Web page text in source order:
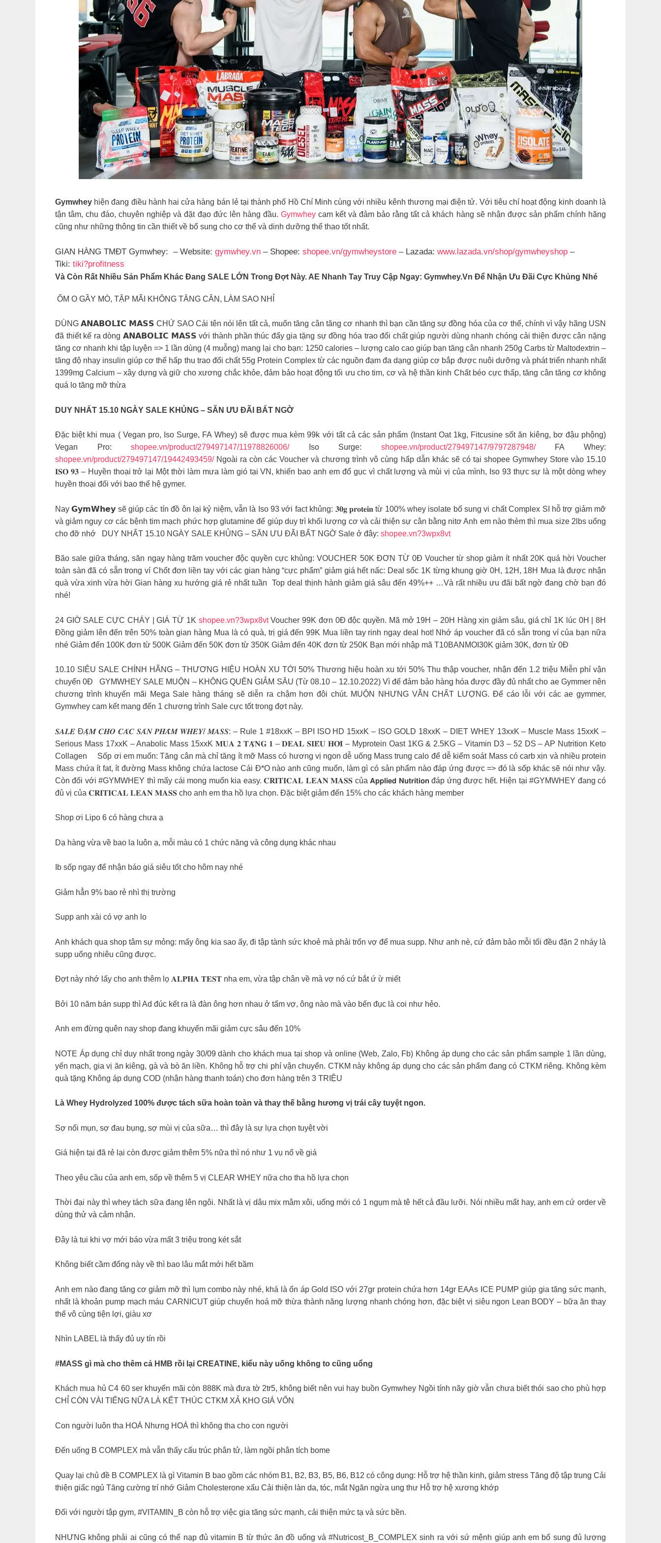
Gymwhey hiện đang điều hành hai cửa hàng bán lẻ tại thành phố Hồ Chí Minh cùng với nhiều kênh thương mại điện tử. Với tiêu chí hoạt động kinh doanh là
tận tâm, chu đáo, chuyên nghiệp và đặt đạo đức lên hàng đầu. Gymwheycam kết và đảm bảo rằng tất cả khách hàng sẽ nhận được sản phẩm chính hãng
cũng như những thông tin cần thiết về bổ sung cho cơ thể và dinh dưỡng thể thao tốt nhất.
GIAN HÀNG TMĐT Gymwhey: – Website: gymwhey.vn – Shopee: shopee.vn/gymwheystore – Lazada: www.lazada.vn/shop/gymwheyshop –
Tiki: tiki?profitness
Và Còn Rất Nhiều Sản Phẩm Khác Đang SALE LỚN Trong Đợt Này. AE Nhanh Tay Truy Cập Ngay: Gymwhey.vn Để Nhận Ưu Đãi Cực Khủng Nhé
ỐM O GẦY MÒ, TẬP MÃI KHÔNG TĂNG CÂN, LÀM SAO NHỈ
DÙNG 𝗔𝗡𝗔𝗕𝗢𝗟𝗜𝗖 𝗠𝗔𝗦𝗦 CHỨ SAO Cái tên nói lên tất cả, muốn tăng cân tăng cơ nhanh thì bạn cần tăng sự đồng hóa của cơ thể, chính vì vậy hãng USN
đã thiết kế ra dòng 𝗔𝗡𝗔𝗕𝗢𝗟𝗜𝗖 𝗠𝗔𝗦𝗦 với thành phần thúc đẩy gia tặng sự đồng hóa trao đổi chất giúp người dùng nhanh chóng cải thiện được cân nặng
tăng cơ nhanh khi tập luyện => 1 lần dùng (4 muỗng) mang lại cho bạn: 1250 calories – lượng calo cao giúp bạn tăng cân nhanh 250g Carbs từ Maltodextrin –
tăng độ nhạy insulin giúp cơ thể hấp thu trao đổi chất 55g Protein Complex từ các nguồn đạm đa dạng giúp cơ bắp được nuôi dưỡng và phát triển nhanh nhất
1399mg Calcium – xây dựng và giữ cho xương chắc khỏe, đảm bảo hoạt động tối ưu cho tim, cơ và hệ thần kinh Chất béo cực thấp, tăng cân tăng cơ không
quá lo tăng mỡ thừa
DUY NHẤT 15.10 ️NGÀY SALE KHỦNG – SĂN ƯU ĐÃI BẤT NGỜ
Đặc biệt khi mua ( Vegan pro, Iso Surge, FA Whey) sẽ được mua kèm 99k với tất cả các sản phẩm (Instant Oat 1kg, Fitcusine sốt ăn kiêng, bơ đậu phộng)
Vegan Pro:shopee.vn/product/279497147/11978826006/Iso Surge: shopee.vn/product/279497147/9797287948/FA Whey:
shopee.vn/product/279497147/19442493459/Ngoài ra còn các Voucher và chương trình vô cùng hấp dẫn khác sẽ có tại shopee Gymwhey Store vào 15.10
𝐈𝐒𝐎 𝟗𝟑 – Huyền thoại trở lại Một thời làm mưa làm gió tại VN, khiến bao anh em đổ gục vì chất lượng và mùi vị của mình, Iso 93 thực sự là một dòng whey
huyền thoại đối với bao thế hệ gymer.
Nay 𝗚𝘆𝗺𝗪𝗵𝗲𝘆 sẽ giúp các tín đồ ôn lại kỷ niệm, vẫn là Iso 93 với fact khủng: 𝟑𝟎𝐠 𝐩𝐫𝐨𝐭𝐞𝐢𝐧 từ 100% whey isolate bổ sung vi chất Complex SI hỗ trợ giảm mỡ
và giảm nguy cơ các bệnh tim mạch phức hợp glutamine để giúp duy trì khối lượng cơ và cải thiện sự cân bằng nitơ Anh em nào thèm thì mua size 2lbs uống
cho đỡ nhớ DUY NHẤT 15.10 ️NGÀY SALE KHỦNG – SĂN ƯU ĐÃI BẤT NGỜ Sale ở đây: shopee.vn?3wpx8vt
Bão sale giữa tháng, săn ngay hàng trăm voucher độc quyền cực khủng: VOUCHER 50K ĐƠN TỪ 0Đ Voucher từ shop giảm ít nhất 20K quá hời Voucher
toàn sàn đã có sẵn trong ví Chốt đơn liền tay với các gian hàng “cực phẩm” giảm giá hết nấc: Deal sốc 1K từng khung giờ 0H, 12H, 18H Mua là được nhận
quà vừa xinh vừa hời Gian hàng xu hướng giá rẻ nhất tuần ️ Top deal thịnh hành giảm giá sâu đến 49%++ …Và rất nhiều ưu đãi bất ngờ đang chờ bạn đó
nhé!
24 GIỜ SALE CỰC CHÁY | GIÁ TỪ 1K shopee.vn?3wpx8vtVoucher 99K đơn 0Đ độc quyền. Mã mở 19H – 20H Hàng xịn giảm sâu, giá chỉ 1K lúc 0H | 8H
Đồng giảm lên đến trên 50% toàn gian hàng Mua là có quà, trị giá đến 99K Mua liền tay rinh ngay deal hot! Nhớ áp voucher đã có sẵn trong ví của bạn nữa
nhé Giảm đến 100K đơn từ 500K Giảm đến 50K đơn từ 350K Giảm đến 40K đơn từ 250K Bạn mới nhập mã T10BANMOI30K giảm 30K, đơn từ 0Đ
10.10 SIÊU SALE CHÍNH HÃNG – THƯƠNG HIỆU HOÀN XU TỚI 50% Thương hiệu hoàn xu tới 50% Thu thập voucher, nhận đến 1.2 triệu Miễn phí vận
chuyển 0Đ GYMWHEY SALE MUỘN – KHÔNG QUÊN GIẢM SÂU (Từ 08.10 – 12.10.2022) Vì để đảm bảo hàng hóa được đầy đủ nhất cho ae Gymmer nên
chương trình khuyến mãi Mega Sale hàng tháng sẽ diễn ra chậm hơn đôi chút. MUỘN NHƯNG VẪN CHẤT LƯỢNG. Để cáo lỗi với các ae gymmer,
Gymwhey cam kết mang đến 1 chương trình Sale cực tốt trong đợt này.
𝑺𝑨𝑳𝑬 Đ𝑨̣̂𝑴 𝑪𝑯𝑶 𝑪𝑨́𝑪 𝑺𝑨̉𝑵 𝑷𝑯𝑨̂̉𝑴 𝑾𝑯𝑬𝒀/ 𝑴𝑨𝑺𝑺: – Rule 1 #18xxK – BPI ISO HD 15xxK – ISO GOLD 18xxK – DIET WHEY 13xxK – Muscle Mass 15xxK –
Serious Mass 17xxK – Anabolic Mass 15xxK 𝐌𝐔𝐀 𝟐 𝐓𝐀̣̆𝐍𝐆 𝟏 – 𝐃𝐄𝐀𝐋 𝐒𝐈𝐄̂𝐔 𝐇𝐎̛̀𝐈 – Myprotein Oast 1KG & 2.5KG – Vitamin D3 – 52 DS – AP Nutrition Keto
Collagen Sốp ơi em muốn: Tăng cân mà chỉ tăng ít mỡ Mass có hương vị ngon dễ uống Mass trung calo để dễ kiểm soát Mass có carb xịn và nhiều protein
Mass chứa ít fat, ít đường Mass không chứa lactose Cái Đ*O nào anh cũng muốn, làm gì có sản phẩm nào đáp ứng được => đó là sốp khác sẽ nói như vậy.
Còn đối với #GYMWHEY thì mấy cái mong muốn kia easy. 𝐂𝐑𝐈𝐓𝐈𝐂𝐀𝐋 𝐋𝐄𝐀𝐍 𝐌𝐀𝐒𝐒 của 𝗔𝗽𝗽𝗹𝗶𝗲𝗱 𝗡𝘂𝘁𝗿𝗶𝘁𝗶𝗼𝗻 đáp ứng được hết. Hiện tại #GYMWHEY đang có
đủ vị của 𝐂𝐑𝐈𝐓𝐈𝐂𝐀𝐋 𝐋𝐄𝐀𝐍 𝐌𝐀𝐒𝐒 cho anh em tha hồ lựa chọn. Đặc biệt giảm đến 15% cho các khách hàng member
Shop ơi Lipo 6 có hàng chưa ạ
Dạ hàng vừa về bao la luôn ạ, mỗi màu có 1 chức năng và công dụng khác nhau
Ib sốp ngay để nhận báo giá siêu tốt cho hôm nay nhé
Giảm hẳn 9% bao rẻ nhì thị trường
Supp anh xài có vợ anh lo
Anh khách qua shop tâm sự mỏng: mấy ông kia sao ấy, đi tập tành sức khoẻ mà phải trốn vợ để mua supp. Như anh nè, cứ đảm bảo mỗi tối đều đặn 2 nháy là
supp uống nhiêu cũng được.
Đợt này nhớ lấy cho anh thêm lọ 𝐀𝐋𝐏𝐇𝐀 𝐓𝐄𝐒𝐓 nha em, vừa tập chân về mà vợ nó cứ bắt ứ ừ miết
Bởi 10 năm bán supp thì Ad đúc kết ra là đàn ông hơn nhau ở tấm vợ, ông nào mà vào bến đục là coi như hẻo.
Anh em đừng quên nay shop đang khuyến mãi giảm cực sâu đến 10%
NOTE Áp dụng chỉ duy nhất trong ngày 30/09 dành cho khách mua tại shop và online (Web, Zalo, Fb) Không áp dụng cho các sản phẩm sample 1 lần dùng,
yến mạch, gia vị ăn kiêng, gà và bò ăn liền. Không hỗ trợ chi phí vận chuyển. CTKM này không áp dụng cho các sản phẩm đang có CTKM riêng. Không kèm
quà tặng Không áp dụng COD (nhận hàng thanh toán) cho đơn hàng trên 3 TRIỆU
Là Whey Hydrolyzed 100% được tách sữa hoàn toàn và thay thế bằng hương vị trái cây tuyệt ngon.
Sợ nổi mụn, sợ đau bụng, sợ mùi vị của sữa… thì đây là sự lựa chọn tuyệt vời
Giá hiện tại đã rẻ lại còn được giảm thêm 5% nữa thì nó như 1 vụ nổ về giá
Theo yêu cầu của anh em, sốp về thêm 5 vị CLEAR WHEY nữa cho tha hồ lựa chọn
Thời đại này thì whey tách sữa đang lên ngôi. Nhất là vị dâu mix mâm xôi, uống mới có 1 ngụm mà tê hết cả đầu lưỡi. Nói nhiều mất hay, anh em cứ order về
dùng thử và cảm nhận.
Đây là tui khi vợ mới báo vừa mất 3 triệu trong két sắt
Không biết cầm đống này về thì bao lâu mắt mới hết bầm
Anh em nào đang tăng cơ giảm mỡ thì lụm combo này nhé, khá là ổn áp Gold ISO với 27gr protein chứa hơn 14gr EAAs ICE PUMP giúp gia tăng sức mạnh,
nhất là khoản pump mạch máu CARNICUT giúp chuyển hoá mỡ thừa thành năng lượng nhanh chóng hơn, đặc biệt vị siêu ngon Lean BODY – bữa ăn thay
thế vô cùng tiện lợi, giàu xơ
Nhìn LABEL là thấy đủ uy tín rồi
#MASS gì mà cho thêm cả HMB rồi lại CREATINE, kiểu này uống không to cũng uổng
Khách mua hủ C4 60 ser khuyến mãi còn 888K mà đưa tờ 2tr5, không biết nên vui hay buồn Gymwhey Ngồi tính nãy giờ vẫn chưa biết thói sao cho phù hợp
CHỈ CÒN VÀI TIẾNG NỮA LÀ KẾT THÚC CTKM XẢ KHO GIÁ VỐN
Con người luôn tha HOÁ Nhưng HOÁ thì không tha cho con người
Đến uống B COMPLEX mà vẫn thấy cấu trúc phân tử, làm ngồi phân tích bome
Quay lại chủ đề B COMPLEX là gì Vitamin B bao gồm các nhóm B1, B2, B3, B5, B6, B12 có công dụng: Hỗ trợ hệ thần kinh, giảm stress Tăng độ tập trung Cải
thiện giấc ngủ Tăng cường trí nhớ Giảm Cholesterone xấu Cải thiện làn da, tóc, mắt Ngăn ngừa ung thư Hỗ trợ hệ xương khớp
Đối với người tập gym, #VITAMIN_B còn hỗ trợ việc gia tăng sức mạnh, cải thiện mức tạ và sức bền.
NHƯNG không phải ai cũng có thể nạp đủ vitamin B từ thức ăn đồ uống và #Nutricost_B_COMPLEX sinh ra với sứ mệnh giúp anh em bổ sung đủ lượng